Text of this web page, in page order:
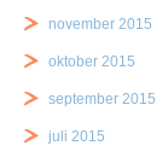
november 2015
oktober 2015
september 2015
juli 2015